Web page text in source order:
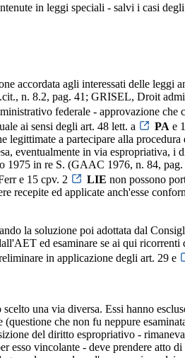
in leggi speciali - salvi i casi
accordata agli interessati delle
n. 8.2, pag. 41; GRISEL, Droit
federale - approvazione che
ai sensi degli art. 48 lett. a PA e
legittimate a partecipare alla
eventualmente in via espropriativa, i
1975 in re S. (GAAC 1976, n. 84,
e 15 cpv. 2 LIE non possono
recepite ed applicate anch'esse
la soluzione poi adottata dal
ed esaminare se ai qui
in applicazione degli art. 29 e
una via diversa. Essi hanno
che non fu neppure
del diritto espropriativo -
vincolante - deve prendere atto